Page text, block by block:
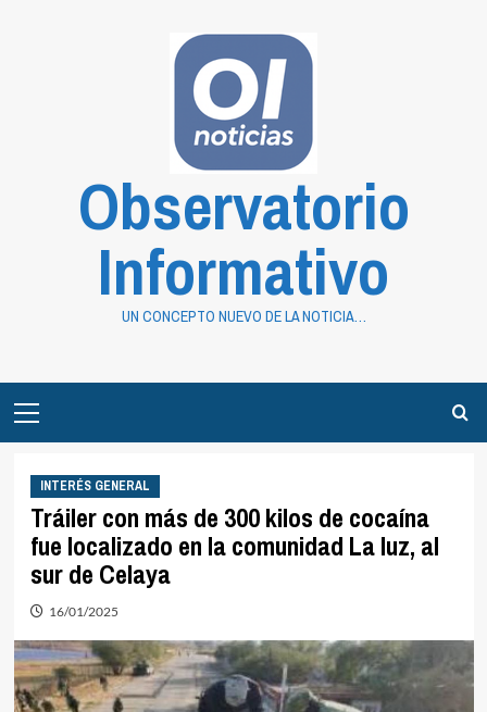
Observatorio
Informativo
UN CONCEPTO NUEVO DE LA NOTICIA…
Menu
INTERÉS GENERAL
Tráiler con más de 300 kilos de cocaína
fue localizado en la comunidad La luz, al
sur de Celaya
16/01/2025